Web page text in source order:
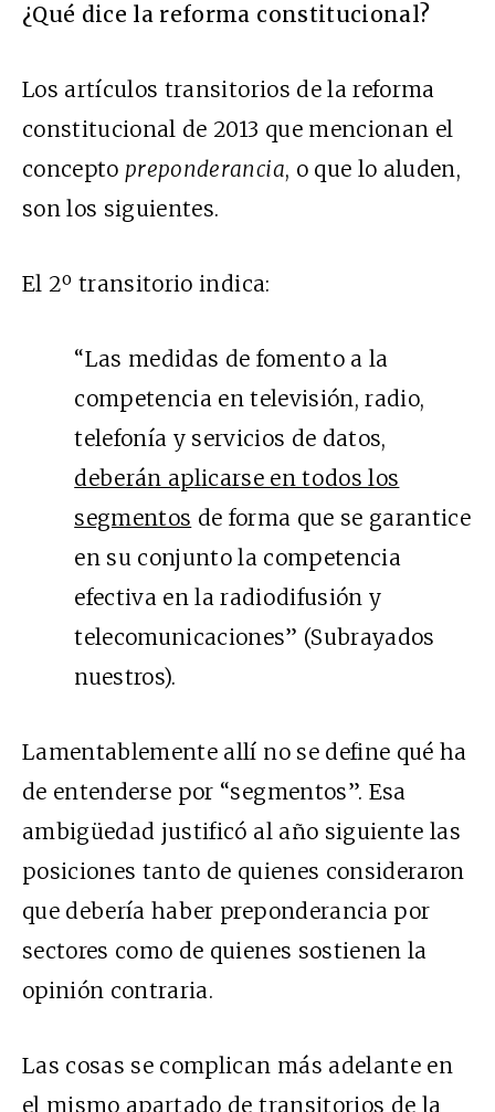
¿Qué dice la reforma constitucional?
Los artículos transitorios de la reforma
constitucional de 2013 que mencionan el
concepto preponderancia, o que lo aluden,
son los siguientes.
El 2º transitorio indica:
“Las medidas de fomento a la
competencia en televisión, radio,
telefonía y servicios de datos,
deberán aplicarse en todos los
segmentos de forma que se garantice
en su conjunto la competencia
efectiva en la radiodifusión y
telecomunicaciones” (Subrayados
nuestros).
Lamentablemente allí no se define qué ha
de entenderse por “segmentos”. Esa
ambigüedad justificó al año siguiente las
posiciones tanto de quienes consideraron
que debería haber preponderancia por
sectores como de quienes sostienen la
opinión contraria.
Las cosas se complican más adelante en
el mismo apartado de transitorios de la